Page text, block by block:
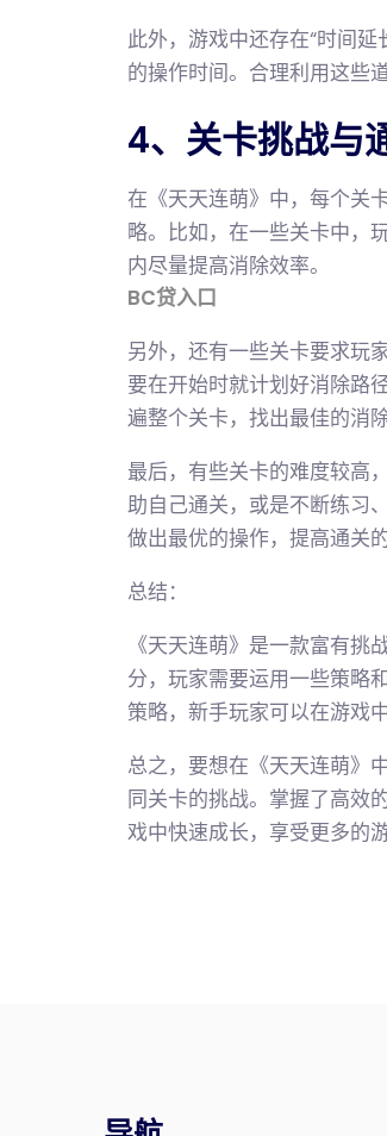
此外，游戏中还存在“时间
的操作时间。合理利用这些
4、关卡挑战与
在《天天连萌》中，每个关
略。比如，在一些关卡中，
内尽量提高消除效率。
BC贷入口
另外，还有一些关卡要求玩
要在开始时就计划好消除路
遍整个关卡，找出最佳的消除
最后，有些关卡的难度较高
助自己通关，或是不断练习
做出最优的操作，提高通关的
总结：
《天天连萌》是一款富有
分，玩家需要运用一些策略
策略，新手玩家可以在游戏
总之，要想在《天天连萌》
同关卡的挑战。掌握了高效
戏中快速成长，享受更多的游